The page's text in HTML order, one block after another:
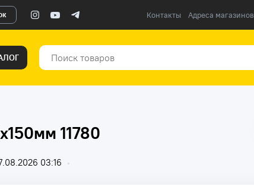
Контакты Адреса магазинов
11780
03:16 •